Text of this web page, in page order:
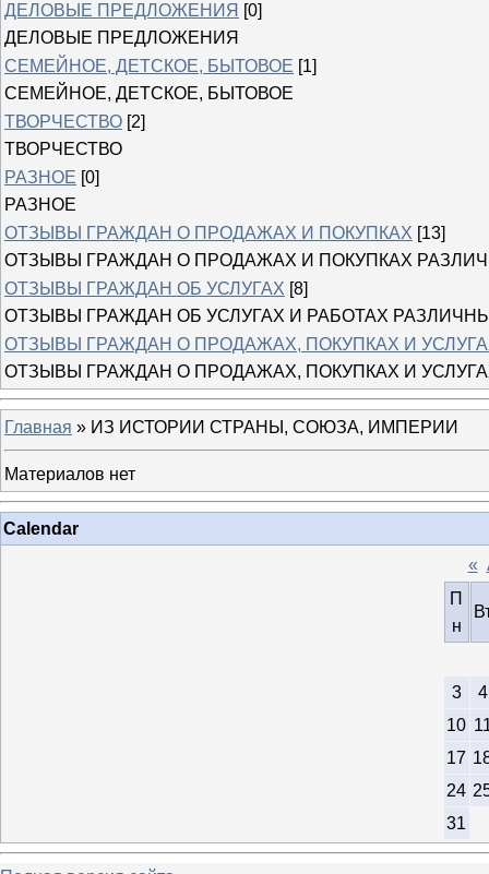
ДЕЛОВЫЕ ПРЕДЛОЖЕНИЯ [0]
ДЕЛОВЫЕ ПРЕДЛОЖЕНИЯ
СЕМЕЙНОЕ, ДЕТСКОЕ, БЫТОВОЕ [1]
СЕМЕЙНОЕ, ДЕТСКОЕ, БЫТОВОЕ
ТВОРЧЕСТВО [2]
ТВОРЧЕСТВО
РАЗНОЕ [0]
РАЗНОЕ
ОТЗЫВЫ ГРАЖДАН О ПРОДАЖАХ И ПОКУПКАХ [13]
ОТЗЫВЫ ГРАЖДАН О ПРОДАЖАХ И ПОКУПКАХ
ОТЗЫВЫ ГРАЖДАН ОБ УСЛУГАХ [8]
ОТЗЫВЫ ГРАЖДАН ОБ УСЛУГАХ И РАБОТАХ
ОТЗЫВЫ ГРАЖДАН О ПРОДАЖАХ, ПОКУПКАХ И
ОТЗЫВЫ ГРАЖДАН О ПРОДАЖАХ, ПОКУПКАХ И
Главная » ИЗ ИСТОРИИ СТРАНЫ, СОЮЗА, ИМПЕРИИ
Материалов нет
Calendar
«
П
н
3
4
10
17
24
31